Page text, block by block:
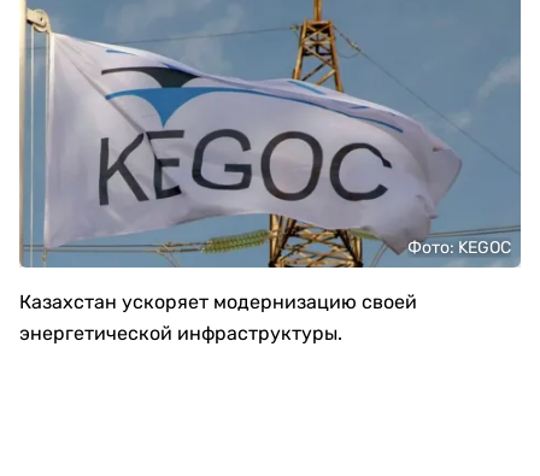
Фото: KEGOC
Казахстан ускоряет модернизацию своей
энергетической инфраструктуры.